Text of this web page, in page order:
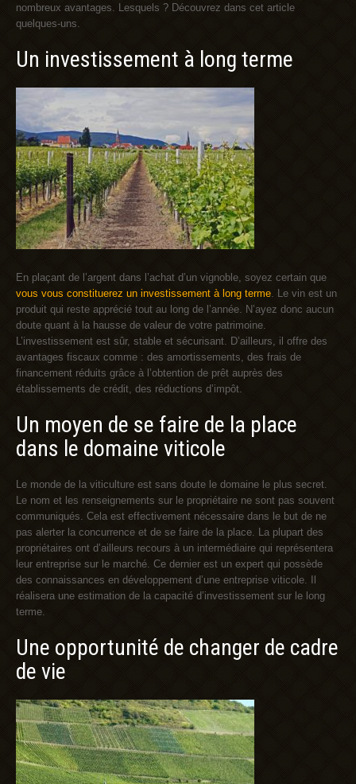
nombreux avantages. Lesquels ? Découvrez dans cet article
quelques-uns.
Un investissement à long terme
En plaçant de l’argent dans l’achat d’un vignoble, soyez certain que
vous vous constituerez un investissement à long terme . Le vin est un
produit qui reste apprécié tout au long de l’année. N’ayez donc aucun
doute quant à la hausse de valeur de votre patrimoine.
L’investissement est sûr, stable et sécurisant. D’ailleurs, il offre des
avantages fiscaux comme : des amortissements, des frais de
financement réduits grâce à l’obtention de prêt auprès des
établissements de crédit, des réductions d’impôt.
Un moyen de se faire de la place
dans le domaine viticole
Le monde de la viticulture est sans doute le domaine le plus secret.
Le nom et les renseignements sur le propriétaire ne sont pas souvent
communiqués. Cela est effectivement nécessaire dans le but de ne
pas alerter la concurrence et de se faire de la place. La plupart des
propriétaires ont d’ailleurs recours à un intermédiaire qui représentera
leur entreprise sur le marché. Ce dernier est un expert qui possède
des connaissances en développement d’une entreprise viticole. Il
réalisera une estimation de la capacité d’investissement sur le long
terme.
Une opportunité de changer de cadre
de vie